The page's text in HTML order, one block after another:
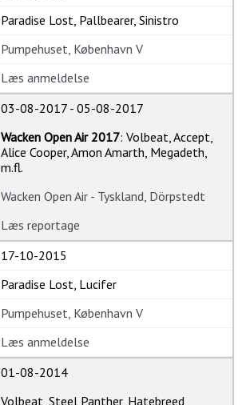
Paradise Lost, Pallbearer, Sinistro
Pumpehuset, København V
Læs anmeldelse
03-08-2017 -05-08-2017
Wacken Open Air 2017: Volbeat, Accept,
Alice Cooper, Amon Amarth, Megadeth,
m.fl.
Wacken Open Air - Tyskland, Dörpstedt
Læs reportage
17-10-2015
Paradise Lost, Lucifer
Pumpehuset, København V
Læs anmeldelse
01-08-2014
Volbeat, Steel Panther, Hatebreed,